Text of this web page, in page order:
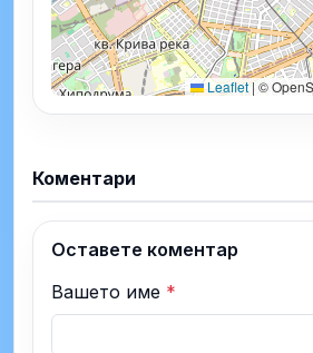
Leaflet|©
Коментари
Оставете коментар
Вашето име *